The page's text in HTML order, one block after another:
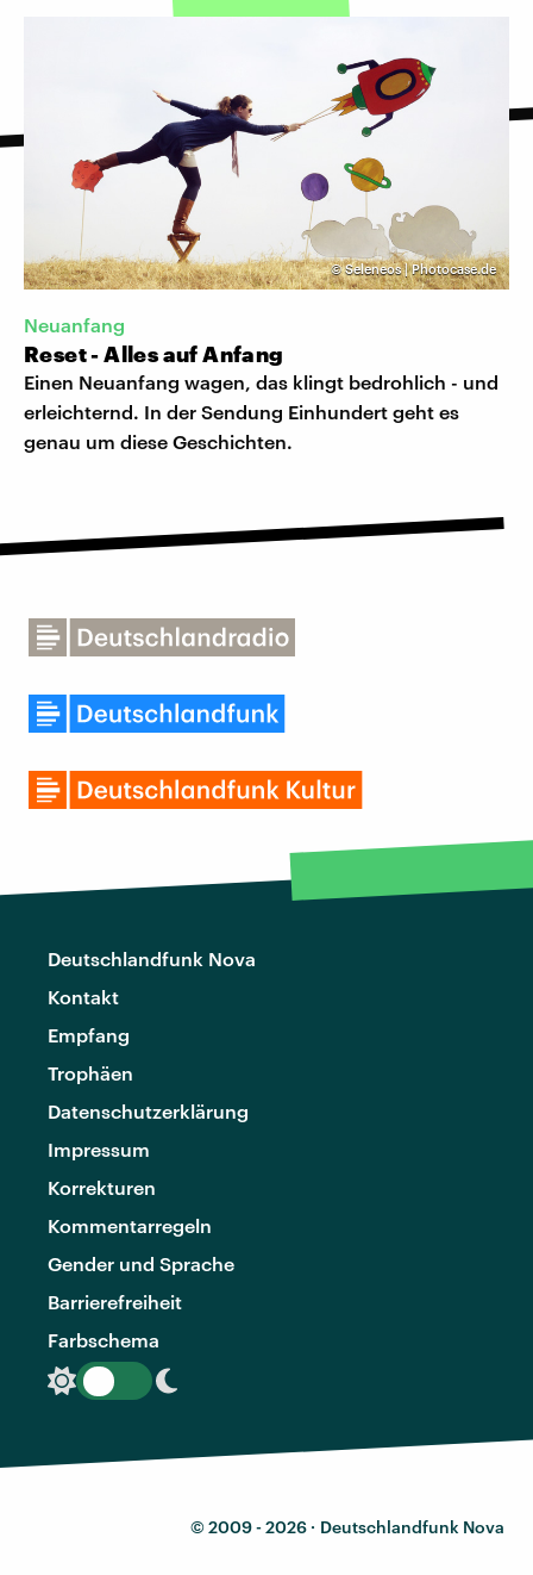
©Seleneos | Photocase.de
Neuanfang
Reset - Alles auf Anfang
Einen Neuanfang wagen, das klingt bedrohlich - und
erleichternd. In der Sendung Einhundert geht es
genau um diese Geschichten.
Deutschlandfunk Nova
Kontakt
Empfang
Trophäen
Datenschutzerklärung
Impressum
Korrekturen
Kommentarregeln
Gender und Sprache
Barrierefreiheit
Farbschema
© 2009 - 2026 · Deutschlandfunk Nova